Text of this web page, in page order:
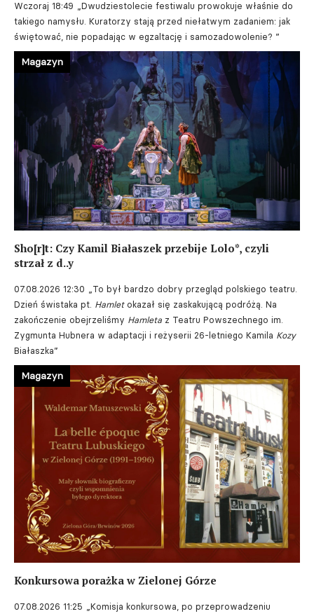
Wczoraj 18:49 „Dwudziestolecie festiwalu prowokuje właśnie do
takiego namysłu. Kuratorzy stają przed niełatwym zadaniem: jak
świętować, nie popadając w egzaltację i samozadowolenie? ”
Sho[r]t: Czy Kamil Białaszek przebije Lolo*, czyli
strzał z d..y
07.08.2026 12:30
„To był bardzo dobry przegląd polskiego teatru.
Dzień świstaka pt. Hamletokazał się zaskakującą podróżą. Na
zakończenie obejrzeliśmy Hamleta z Teatru Powszechnego im.
Zygmunta Hubnera w adaptacji i reżyserii 26-letniego Kamila Kozy
Białaszka”
Magazyn
Konkursowa porażka w Zielonej Górze
07.08.2026 11:25 „Komisja konkursowa, po przeprowadzeniu
Magazyn